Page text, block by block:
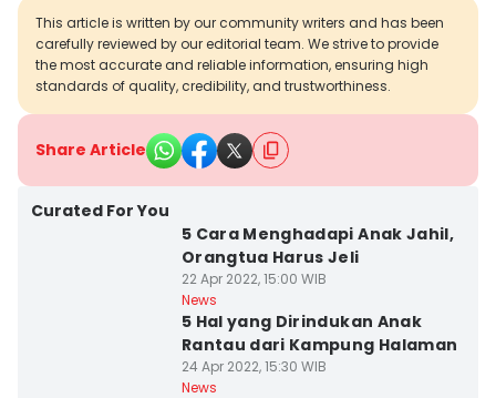
This article is written by our community writers and has been
carefully reviewed by our editorial team. We strive to provide
the most accurate and reliable information, ensuring high
standards of quality, credibility, and trustworthiness.
Share Article
Curated For You
5 Cara Menghadapi Anak Jahil,
Orangtua Harus Jeli
22 Apr 2022, 15:00 WIB
News
5 Hal yang Dirindukan Anak
Rantau dari Kampung Halaman
24 Apr 2022, 15:30 WIB
News